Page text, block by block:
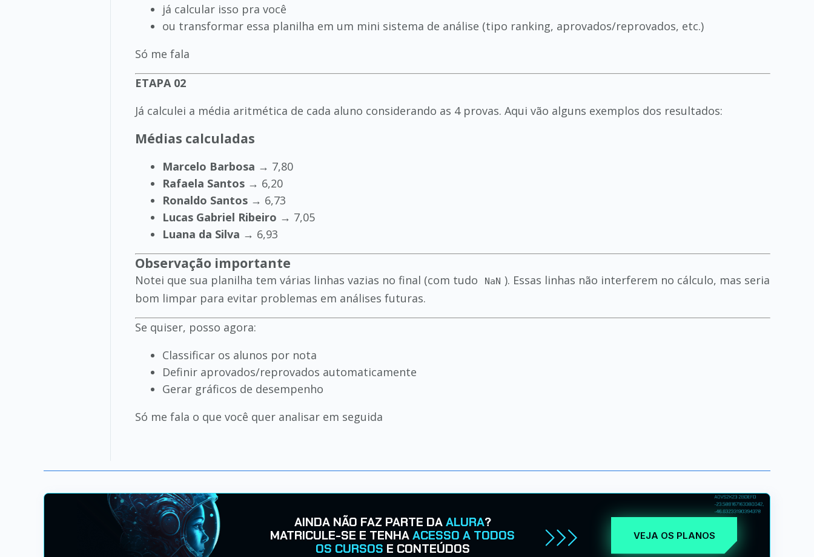
já calcular isso pra você
ou transformar essa planilha em um mini sistema de análise (tipo ranking, aprovados/reprovados, etc.)
Só me fala
ETAPA 02
Já calculei a média aritmética de cada aluno considerando as 4 provas. Aqui vão alguns exemplos dos resultados:
Médias calculadas
Marcelo Barbosa → 7,80
Rafaela Santos → 6,20
Ronaldo Santos → 6,73
Lucas Gabriel Ribeiro → 7,05
Luana da Silva → 6,93
Observação importante
Notei que sua planilha tem várias linhas vazias no final (com tudo NaN ). Essas linhas não interferem no cálculo, mas seria
bom limpar para evitar problemas em análises futuras.
Se quiser, posso agora:
Classificar os alunos por nota
Definir aprovados/reprovados automaticamente
Gerar gráficos de desempenho
Só me fala o que você quer analisar em seguida
AINDA NÃO FAZ PARTE DAALURA?
MATRICULE-SE E TENHAACESSO A TODOS
OS CURSOS E CONTEÚDOS
VEJA OS PLANOS